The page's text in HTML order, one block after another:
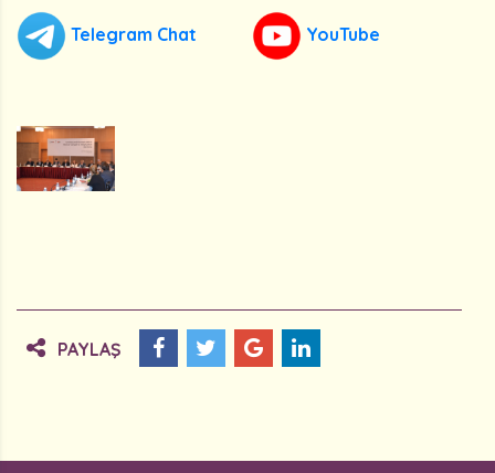
Telegram Chat YouTube
PAYLAŞ